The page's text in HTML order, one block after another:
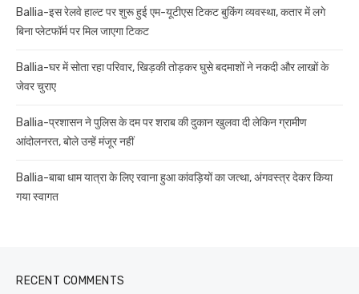
Ballia-इस रेलवे हाल्ट पर शुरू हुई एम-यूटीएस टिकट बुकिंग व्यवस्था, कतार में लगे
बिना प्लेटफॉर्म पर मिल जाएगा टिकट
Ballia-घर में सोता रहा परिवार, खिड़की तोड़कर घुसे बदमाशों ने नकदी और लाखों के
जेवर चुराए
Ballia-प्रशासन ने पुलिस के दम पर शराब की दुकान खुलवा दी लेकिन ग्रामीण
आंदोलनरत, बोले उन्हें मंजूर नहीं
Ballia-बाबा धाम यात्रा के लिए रवाना हुआ कांवड़ियों का जत्था, अंगवस्त्र देकर किया
गया स्वागत
RECENT COMMENTS